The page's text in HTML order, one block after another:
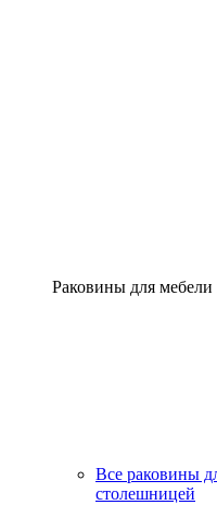
Раковины для
Все раковины
столешницей